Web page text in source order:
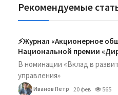
Рекомендуемые
⚡️Журнал «Акционерное
Национальной премии
В номинации «Вклад в
управления»
Иванов Петр 20 фев 565